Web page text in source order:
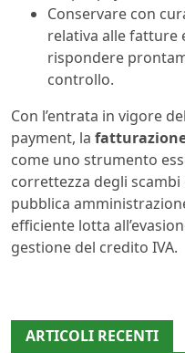
Conservare con
relativa alle fatture
rispondere
controllo.
Con l’entrata in vigore
payment, la
come uno strumento
correttezza degli
pubblica
efficiente lotta
gestione del credito IVA.
ARTICOLI RECENTI